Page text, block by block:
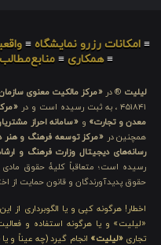
≡ امکانات رزرو نمایشگاه ≡
≡همکاری ≡منابع‌مطالب
لیلیت ® در «مرکز مالکیت معنوی
۴۵۱۸۴۱ ، به ثبت رسیده است و در
معدن و تجارت» و «سامانه احراز
همچنین در «مرکز توسعه فرهنگ و هنر
رسانه‌های دیجیتال وزارت فرهنگ و
رسیده است؛ متعاقباً کلیهٔ حقوق
حقوق پدیدآورندگان و قانون حمایت از
اخطار! هرگونه کپی و یا الگوبرداری از
«لیلیت» و یا هرگونه استفاده و
تجاری «لیلیت» انجام گیرد (چه عیناً و